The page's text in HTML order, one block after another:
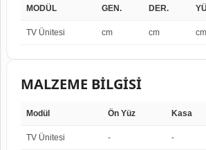
MODÜL GEN. DER.
TV Ünitesi cm cm cm
MALZEME BİLGİSİ
Modül Ön Yüz Kasa
TV Ünitesi - -